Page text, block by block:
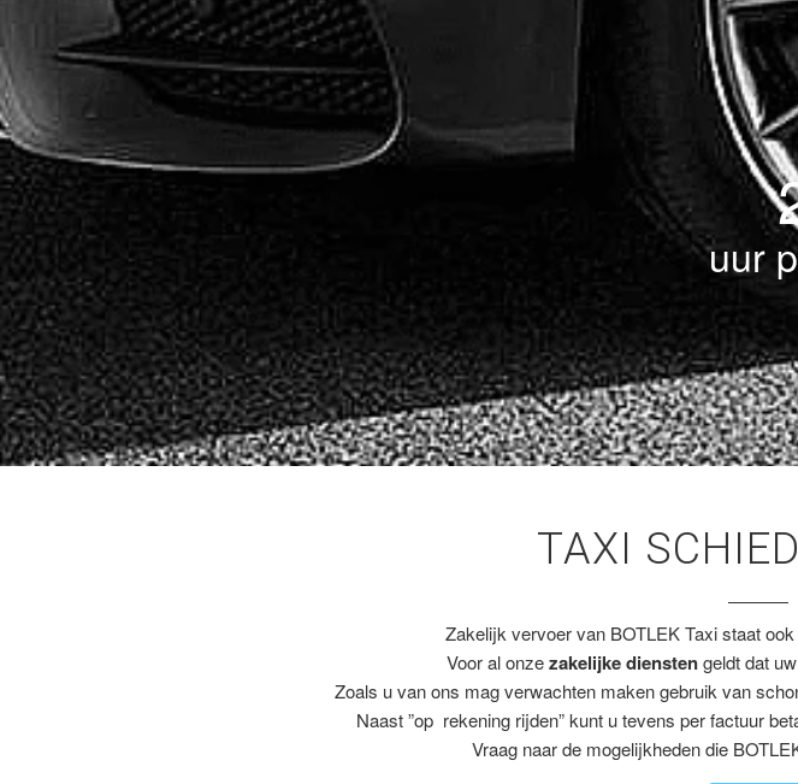
uur
TAXI
Zakelijk vervoer van BOTLEK Taxi staat
Voor al onzezakelijke dienstengeldt dat
Zoals u van ons mag verwachten maken gebruik van
Naast ”op rekening rijden” kunt u tevens per factuur
Vraag naar de mogelijkheden die